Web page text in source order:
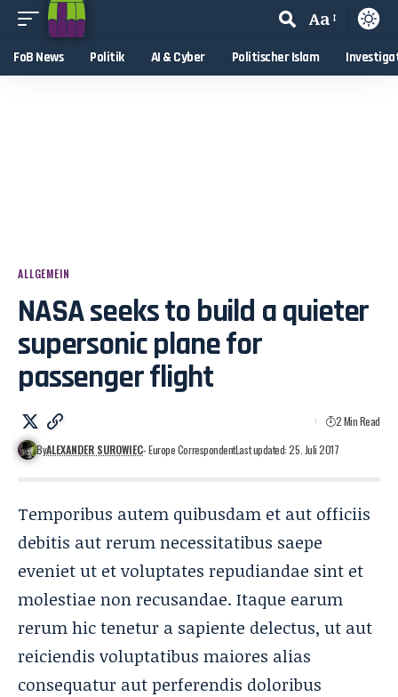
Aa
FoB News Politik AI & Cyber Politischer Islam
ALLGEMEIN
NASA seeks to build a quieter
supersonic plane for
passenger flight
ByALEXANDER SUROWIEC- Europe CorrespondentLast updated: 25. Juli 2017
2 Min Read
Temporibus autem quibusdam et aut officiis
debitis aut rerum necessitatibus saepe
eveniet ut et voluptates repudiandae sint et
molestiae non recusandae. Itaque earum
rerum hictenetur a sapiente delectus, ut aut
reiciendis voluptatibus maiores alias
consequatur aut perferendis doloribus